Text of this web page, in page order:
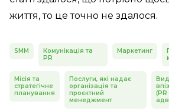
життя, то це точно не здалося.
SMM
Комунікація та
PR
Маркетинг
Місія та
стратегічне
планування
Послуги, які надає
організація та
проєктний
менеджмент
(PR